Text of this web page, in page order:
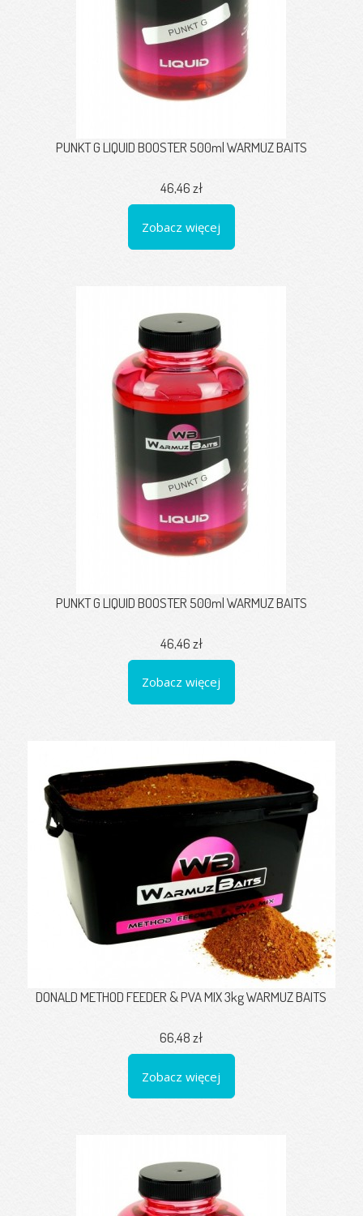
PUNKT G LIQUID BOOSTER 500ml WARMUZ BAITS
46,46 zł
Zobacz więcej
PUNKT G LIQUID BOOSTER 500ml WARMUZ BAITS
46,46 zł
Zobacz więcej
DONALD METHOD FEEDER & PVA MIX 3kg WARMUZ BAITS
66,48 zł
Zobacz więcej